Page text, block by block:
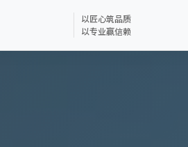
以匠心筑品质
以专业赢信赖